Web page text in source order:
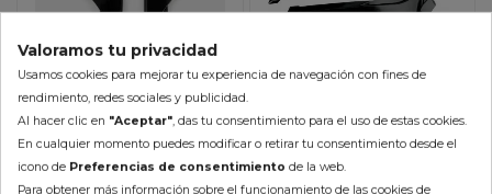
Tapa Caja Filtro de Aire
UFO KTM EXC (14-16)
Tapa Caja Filtro de Aire
UFO Honda CRF 250R (10-
13) CRF 450R (11-12)
Valoramos tu privacidad
Usamos cookies para mejorar tu experiencia de navegación con fines de
rendimiento, redes sociales y publicidad.
Al hacer clic en "Aceptar", das tu consentimiento para el uso de estas cookies.
En cualquier momento puedes modificar o retirar tu consentimiento desde el
icono de Preferencias de consentimiento de la web.
Para obtener más información sobre el funcionamiento de las cookies de